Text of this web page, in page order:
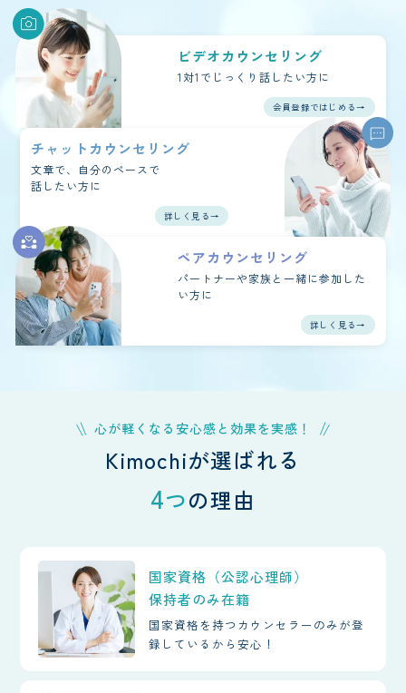
ビデオカウンセリング
1対1で じっくり話したい方に
会員登録ではじめる→
チャットカウンセリング
文章で、自分のペースで
話したい方に
詳しく見る→
ペアカウンセリング
パートナーや家族と一緒に参加した
い方に
詳しく見る→
心が軽くなる安心感と効果を実感！
Kimochiが選ばれる
4つの理由
国家資格（公認心理師）
保持者のみ在籍
国家資格を持つカウンセラーのみが登
録しているから安心！